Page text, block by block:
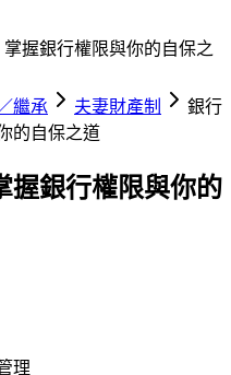
握銀行權限與你的自保之
繼承 夫妻財產制
銀行
的自保之道
握銀行權限與你的
理